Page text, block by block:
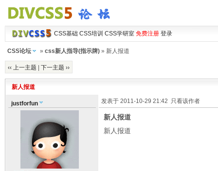
CSS基础 CSS培训 CSS学研室 免费注册 登录
CSS论坛 » css新人指导(指示牌)» 新人报道
‹‹ 上一主题 下一主题 ››
新人报道
justforfun 发表于 2011-10-29 21:42 只看该作者
新人报道
新人报道